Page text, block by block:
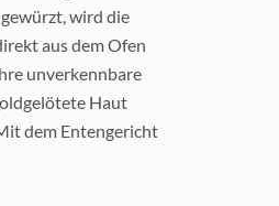
wird die
aus dem Ofen
unverkennbare
Haut
dem Entengericht